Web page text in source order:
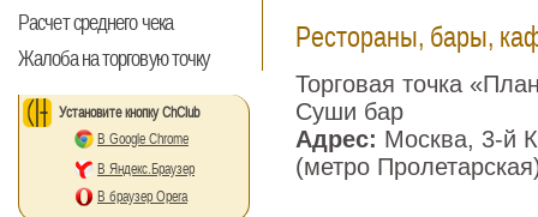
Расчет среднего чека
Жалоба на торговую точку
Установите кнопку ChClub
В Google Chrome
В Яндекс.Браузер
В браузер Opera
Рестораны, бары,
Торговая точка
Суши бар
Адрес: Москва, 3-й
(метро